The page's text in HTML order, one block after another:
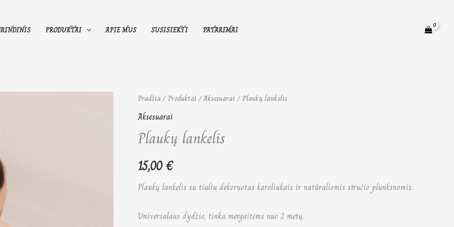
PRODUKTAI APIE MUS SUSISIEKTI PATARIMAI
Pradžia/ Produktai/Aksesuarai/ Plaukų lankelis
Aksesuarai
Plaukų lankelis
15,00€
Plaukų lankelis su tiuliu dekoruotas karoliukais ir natūraliomis stručio plunksnomis.
Universalaus dydžio, tinka mergaitėms nuo 2 metų.
produkto
kiekis:
Plaukų
lankelis